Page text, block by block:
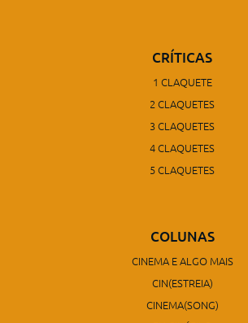
CRÍTICAS
1 CLAQUETE
2 CLAQUETES
3 CLAQUETES
4 CLAQUETES
5 CLAQUETES
COLUNAS
CINEMA E ALGO MAIS
CIN(ESTREIA)
CINEMA(SONG)